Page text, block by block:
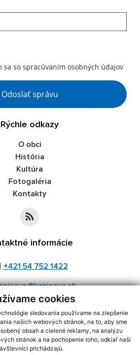
cookies
sledovania používame na zlepšenie
našich webových stránok, na to, aby sme
obsah a cielené reklamy, na analýzu
stránok a na pochopenie toho, odkiaľ naši
prichádzajú.
sa so spracúvaním osobných údajov
Odoslať správu
Rýchle odkazy
O obci
História
Kultúra
Fotogaléria
Kontakty
informácie
+421 54 752 1422
aktuálnych informácií s využitím RSS
ECHELON 2,Mapa stránok,web portál
s.r.o.,domény,registrácia domény